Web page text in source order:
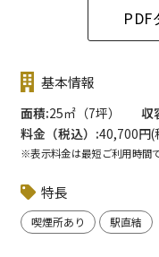
PDF
基本情報
面積 25㎡（7坪） 収
料金（税込）
40,700円(
※表示料金は最短ご利用時間
特長
喫煙所あり 駅直結